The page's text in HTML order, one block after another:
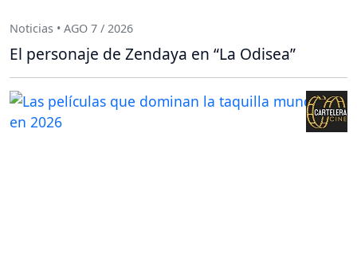
Noticias • AGO 7 / 2026
El personaje de Zendaya en “La Odisea”